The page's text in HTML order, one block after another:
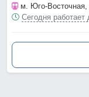
м. Юго-Восточная
Сегодня работает